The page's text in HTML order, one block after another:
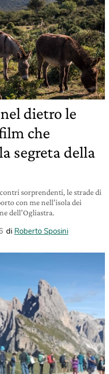
dietro le
che
segreta della
sorprendenti, le strade di
con me nell’isola dei
dell’Ogliastra.
di Roberto Sposini